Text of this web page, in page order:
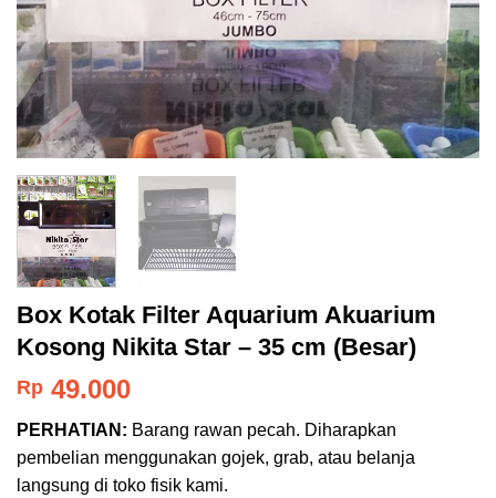
Box Kotak Filter Aquarium Akuarium
Kosong Nikita Star – 35 cm (Besar)
Rp 49.000
PERHATIAN: Barang rawan pecah. Diharapkan
pembelian menggunakan gojek, grab, atau belanja
langsung di toko fisik kami.